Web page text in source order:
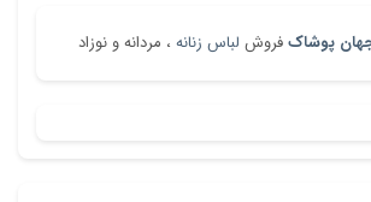
پوشاکفروش لباس زنانه ، مردانه و نوزاد